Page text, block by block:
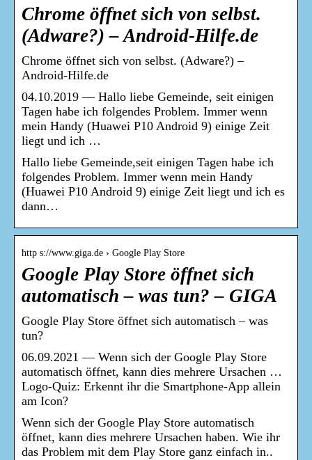
Chrome öffnet sich von selbst.
(Adware?) – Android-Hilfe.de
Chrome öffnet sich von selbst. (Adware?) –
Android-Hilfe.de
04.10.2019 — Hallo liebe Gemeinde, seit einigen
Tagen habe ich folgendes Problem. Immer wenn
mein Handy (Huawei P10 Android 9) einige Zeit
liegt und ich …
Hallo liebe Gemeinde,seit einigen Tagen habe ich
folgendes Problem. Immer wenn mein Handy
(Huawei P10 Android 9) einige Zeit liegt und ich es
dann…
http s://www.giga.de › Google Play Store
Google Play Store öffnet sich
automatisch – was tun? – GIGA
Google Play Store öffnet sich automatisch – was
tun?
06.09.2021 — Wenn sich der Google Play Store
automatisch öffnet, kann dies mehrere Ursachen …
Logo-Quiz: Erkennt ihr die Smartphone-App allein
am Icon?
Wenn sich der Google Play Store automatisch
öffnet, kann dies mehrere Ursachen haben. Wie ihr
das Problem mit dem Play Store ganz einfach in..